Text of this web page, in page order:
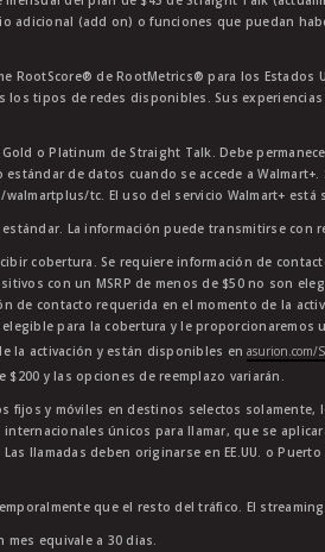
adicional (add on) o funciones que puedan
RootScore® de RootMetrics® para los
tipos de redes disponibles. Sus
o Platinum de Straight Talk. Debe
de datos cuando se accede a
tc. El uso del servicio Walmart+ está
La información puede transmitirse con
cobertura. Se requiere información de
con un MSRP de menos de $50 no son
contacto requerida en el momento de la
para la cobertura y le
la activación y están disponibles enasurion.com/
y las opciones de reemplazo variarán.
y móviles en destinos selectos
únicos para llamar, que se
llamadas deben originarse en EE.UU. o
que el resto del tráfico. El
mes equivale a 30 dias.